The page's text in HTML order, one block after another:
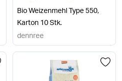
Bio Weizenmehl Type 550,
Karton 10 Stk.
dennree